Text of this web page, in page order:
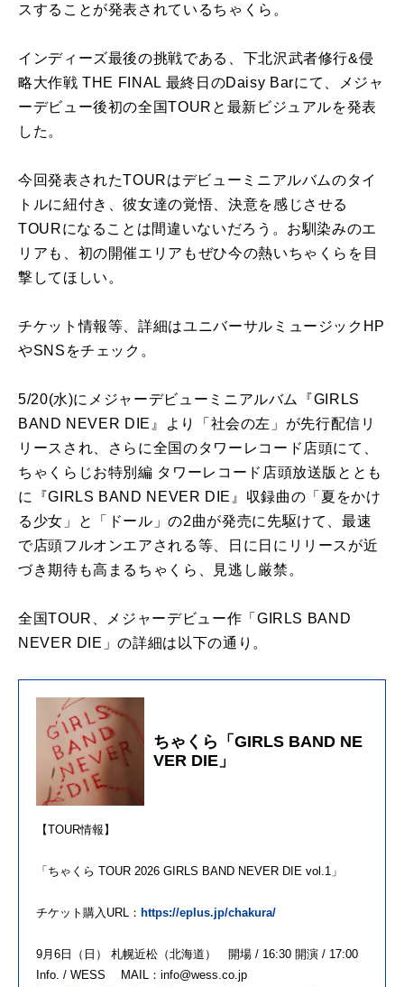
スすることが発表されているちゃくら。
インディーズ最後の挑戦である、下北沢武者修行&侵
略大作戦 THE FINAL 最終日のDaisy Barにて、メジャ
ーデビュー後初の全国TOURと最新ビジュアルを発表
した。
今回発表されたTOURはデビューミニアルバムのタイ
トルに紐付き、彼女達の覚悟、決意を感じさせる
TOURになることは間違いないだろう。お馴染みのエ
リアも、初の開催エリアもぜひ今の熱いちゃくらを目
撃してほしい。
チケット情報等、詳細はユニバーサルミュージックHP
やSNSをチェック。
5/20(水)にメジャーデビューミニアルバム『GIRLS
BAND NEVER DIE』より「社会の左」が先行配信リ
リースされ、さらに全国のタワーレコード店頭にて、
ちゃくらじお特別編 タワーレコード店頭放送版ととも
に『GIRLS BAND NEVER DIE』収録曲の「夏をかけ
る少女」と「ドール」の2曲が発売に先駆けて、最速
で店頭フルオンエアされる等、日に日にリリースが近
づき期待も高まるちゃくら、見逃し厳禁。
全国TOUR、メジャーデビュー作「GIRLS BAND
NEVER DIE」の詳細は以下の通り。
ちゃくら「GIRLS BAND NE
VER DIE」
【TOUR情報】
「ちゃくら TOUR 2026 GIRLS BAND NEVER DIE vol.1」
チケット購入URL： https://eplus.jp/chakura/
9月6日（日） 札幌近松（北海道） 開場 / 16:30 開演 / 17:00
Info. / WESS MAIL：info@wess.co.jp